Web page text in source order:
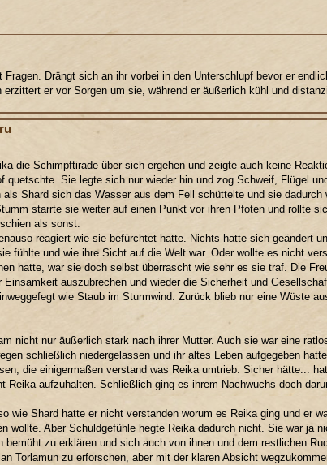
Drängt sich an ihr vorbei in den Unterschlupf bevor er
er vor Sorgen um sie, während er äußerlich kühl und
die Schimpftirade über sich ergehen und zeigte auch keine
quetschte. Sie legte sich nur wieder hin und zog Schweif, Flügel
Shard sich das Wasser aus dem Fell schüttelte und sie dadurch
starrte sie weiter auf einen Punkt vor ihren Pfoten und rollte
als sonst.
reagiert wie sie befürchtet hatte. Nichts hatte sich geändert
fühlte und wie ihre Sicht auf die Welt war. Oder wollte es nicht
hatte, war sie doch selbst überrascht wie sehr es sie traf. Die
auszubrechen und wieder die Sicherheit und
wie Staub im Sturmwind. Zurück blieb nur eine Wüste
nicht nur äußerlich stark nach ihrer Mutter. Auch sie war eine
schließlich niedergelassen und ihr altes Leben aufgegeben
die einigermaßen verstand was Reika umtrieb. Sicher hätte...
Reika aufzuhalten. Schließlich ging es ihrem Nachwuchs doch
wie Shard hatte er nicht verstanden worum es Reika ging und er
wollte. Aber Schuldgefühle hegte Reika dadurch nicht. Sie war ja
zu erklären und sich auch von ihnen und dem restlichen
Torlamun zu erforschen, aber mit der klaren Absicht